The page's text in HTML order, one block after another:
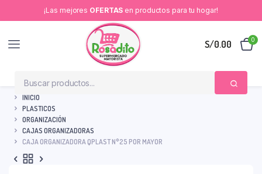
¡Las mejores OFERTAS en productos para tu hogar!
S/0.00 0
INICIO
PLASTICOS
ORGANIZACIÓN
CAJAS ORGANIZADORAS
CAJA ORGANIZADORA QPLAST N°25 POR MAYOR